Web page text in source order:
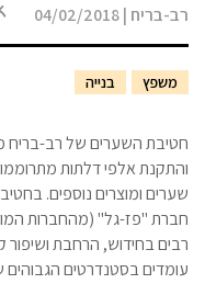
רב-בריח |
04/02/2018
משפץ בנייה
חטיבת השערים של רב-בריח
והתקנת אלפי דלתות
שערים ומוצרים נוספים.
חברת "פז-גל" (מהחברות
רבים בחידוש, הרחבת ושיפור
עומדים בסטנדרטים